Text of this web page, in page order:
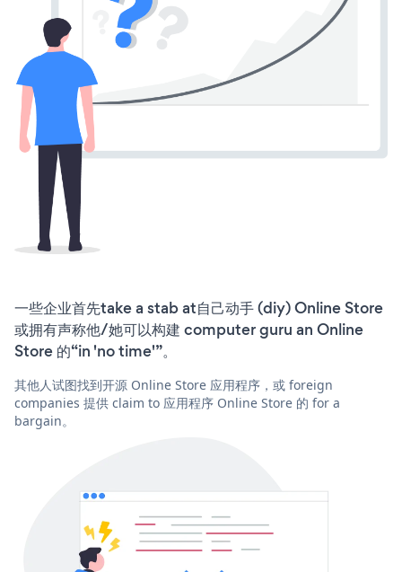
一些企业首先take a stab at自己动手 (diy) Online Store
或拥有声称他/她可以构建 computer guru an Online
Store 的“in 'no time'”。
其他人试图找到开源 Online Store 应用程序，或 foreign
companies 提供 claim to 应用程序 Online Store 的 for a
bargain。